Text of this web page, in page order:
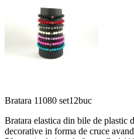
Bratara 11080 set12buc
Bratara elastica din bile de plastic
decorative in forma de cruce